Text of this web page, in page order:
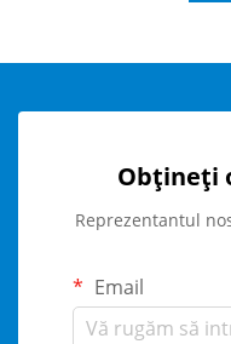
Obțineți
Reprezentantul
Email